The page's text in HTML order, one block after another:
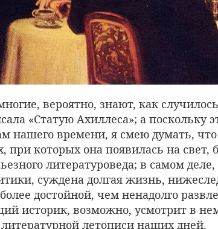
вероятно, знают, как
«Статую Ахиллеса»; а поскольку
нашего времени, я смею думать, что
при которых она появилась на свет,
литературоведа; в самом
суждена долгая жизнь,
достойной, чем ненадолго
историк, возможно, усмотрит в
летописи наших дней.